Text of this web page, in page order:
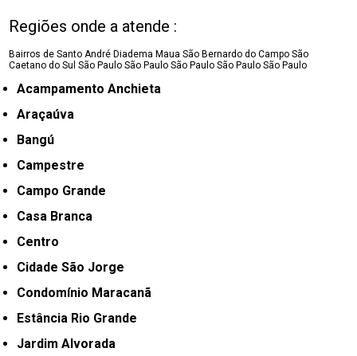
Regiões onde a atende :
Bairros de Santo André Diadema Maua São Bernardo do Campo São
Caetano do SulSão Paulo São Paulo São Paulo São Paulo São Paulo
Acampamento Anchieta
Araçaúva
Bangú
Campestre
Campo Grande
Casa Branca
Centro
Cidade São Jorge
Condomínio Maracanã
Estância Rio Grande
Jardim Alvorada